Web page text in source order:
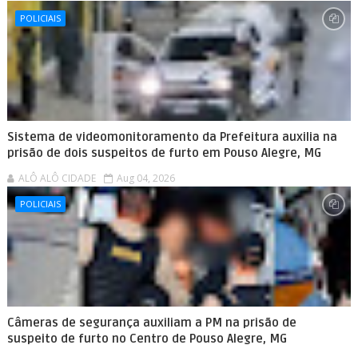
POLICIAIS
Sistema de videomonitoramento da Prefeitura auxilia na
prisão de dois suspeitos de furto em Pouso Alegre, MG
ALÔ ALÔ CIDADE Aug 04, 2026
POLICIAIS
Câmeras de segurança auxiliam a PM na prisão de
suspeito de furto no Centro de Pouso Alegre, MG